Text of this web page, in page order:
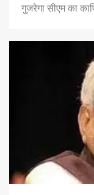
गुजरेगा सीएम का